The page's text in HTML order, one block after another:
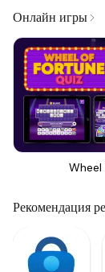
Онлайн игры
Wheel
Рекомендация